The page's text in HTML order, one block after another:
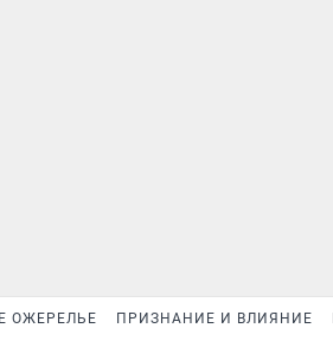
ОЖЕРЕЛЬЕ ПРИЗНАНИЕ И ВЛИЯНИЕ